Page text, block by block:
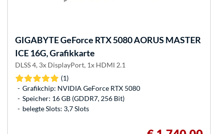
GIGABYTEGeForce RTX 5080 AORUS MASTER
ICE 16G, Grafikkarte
DLSS 4, 3x DisplayPort, 1x HDMI 2.1
(1)
Grafikchip: NVIDIA GeForce RTX 5080
Speicher: 16 GB (GDDR7, 256 Bit)
belegte Slots: 3,7 Slots